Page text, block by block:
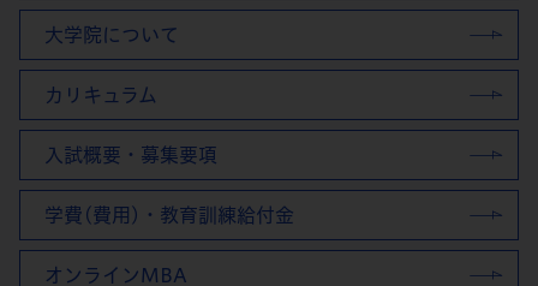
大学院について
カリキュラム
入試概要・募集要項
学費(費用)・教育訓練給付金
オンラインMBA